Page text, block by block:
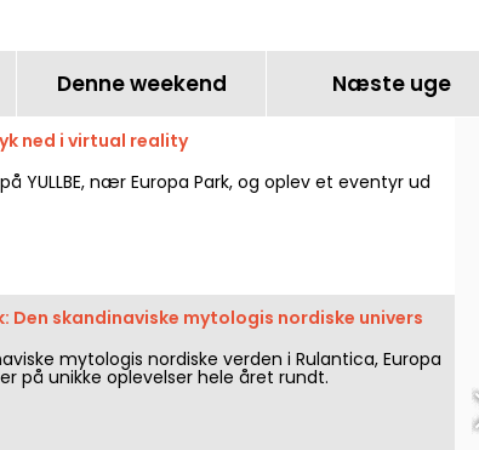
Denne weekend Næste uge
ned i virtual reality
YULLBE, nær Europa Park, og oplev et eventyr ud
Den skandinaviske mytologis nordiske univers
mytologis nordiske verden i Rulantica, Europa
på unikke oplevelser hele året rundt.